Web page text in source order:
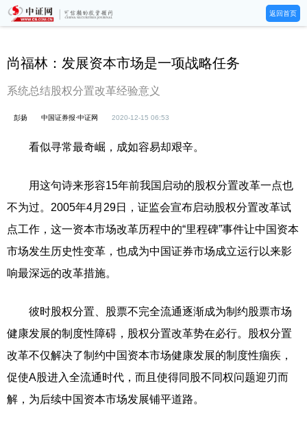
返回首页
尚福林：发展资本市场是一项战略任务
系统总结股权分置改革经验意义
彭扬 中国证券报·中证网 2020-12-15 06:53
看似寻常最奇崛，成如容易却艰辛。
用这句诗来形容15年前我国启动的股权分置改革一点也
不为过。2005年4月29日，证监会宣布启动股权分置改革试
点工作，这一资本市场改革历程中的“里程碑”事件让中国资本
市场发生历史性变革，也成为中国证券市场成立运行以来影
响最深远的改革措施。
彼时股权分置、股票不完全流通逐渐成为制约股票市场
健康发展的制度性障碍，股权分置改革势在必行。股权分置
改革不仅解决了制约中国资本市场健康发展的制度性痼疾，
促使A股进入全流通时代，而且使得同股不同权问题迎刃而
解，为后续中国资本市场发展铺平道路。